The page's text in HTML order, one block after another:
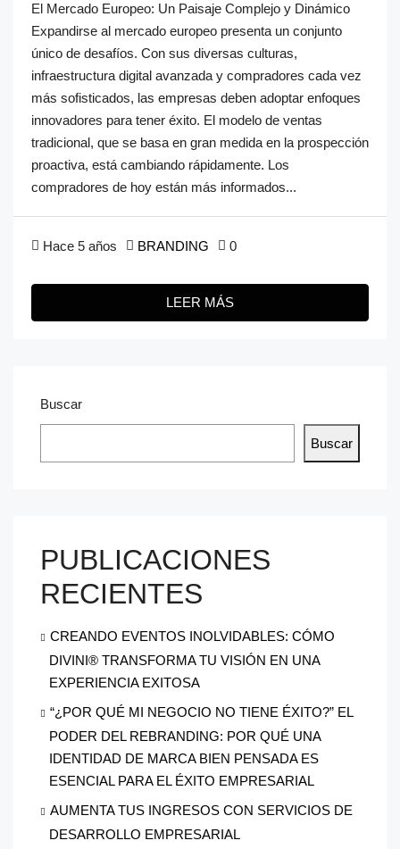
El Mercado Europeo: Un Paisaje Complejo y Dinámico
Expandirse al mercado europeo presenta un conjunto
único de desafíos. Con sus diversas culturas,
infraestructura digital avanzada y compradores cada vez
más sofisticados, las empresas deben adoptar enfoques
innovadores para tener éxito. El modelo de ventas
tradicional, que se basa en gran medida en la prospección
proactiva, está cambiando rápidamente. Los
compradores de hoy están más informados...
Hace 5 años BRANDING 0
LEER MÁS
Buscar
Buscar
PUBLICACIONES
RECIENTES
CREANDO EVENTOS INOLVIDABLES: CÓMO
DIVINI® TRANSFORMA TU VISIÓN EN UNA
EXPERIENCIA EXITOSA
“¿POR QUÉ MI NEGOCIO NO TIENE ÉXITO?” EL
PODER DEL REBRANDING: POR QUÉ UNA
IDENTIDAD DE MARCA BIEN PENSADA ES
ESENCIAL PARA EL ÉXITO EMPRESARIAL
AUMENTA TUS INGRESOS CON SERVICIOS DE
DESARROLLO EMPRESARIAL